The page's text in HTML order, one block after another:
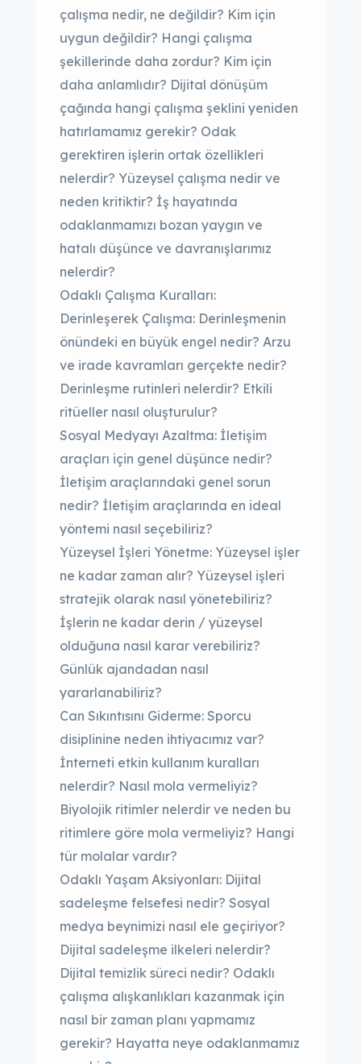
çalışma nedir, ne değildir? Kim için
uygun değildir? Hangi çalışma
şekillerinde daha zordur? Kim için
daha anlamlıdır? Dijital dönüşüm
çağında hangi çalışma şeklini yeniden
hatırlamamız gerekir? Odak
gerektiren işlerin ortak özellikleri
nelerdir? Yüzeysel çalışma nedir ve
neden kritiktir? İş hayatında
odaklanmamızı bozan yaygın ve
hatalı düşünce ve davranışlarımız
nelerdir?
Odaklı Çalışma Kuralları:
Derinleşerek Çalışma: Derinleşmenin
önündeki en büyük engel nedir? Arzu
ve irade kavramları gerçekte nedir?
Derinleşme rutinleri nelerdir? Etkili
ritüeller nasıl oluşturulur?
Sosyal Medyayı Azaltma: İletişim
araçları için genel düşünce nedir?
İletişim araçlarındaki genel sorun
nedir? İletişim araçlarında en ideal
yöntemi nasıl seçebiliriz?
Yüzeysel İşleri Yönetme: Yüzeysel işler
ne kadar zaman alır? Yüzeysel işleri
stratejik olarak nasıl yönetebiliriz?
İşlerin ne kadar derin / yüzeysel
olduğuna nasıl karar verebiliriz?
Günlük ajandadan nasıl
yararlanabiliriz?
Can Sıkıntısını Giderme: Sporcu
disiplinine neden ihtiyacımız var?
İnterneti etkin kullanım kuralları
nelerdir? Nasıl mola vermeliyiz?
Biyolojik ritimler nelerdir ve neden bu
ritimlere göre mola vermeliyiz? Hangi
tür molalar vardır?
Odaklı Yaşam Aksiyonları: Dijital
sadeleşme felsefesi nedir? Sosyal
medya beynimizi nasıl ele geçiriyor?
Dijital sadeleşme ilkeleri nelerdir?
Dijital temizlik süreci nedir? Odaklı
çalışma alışkanlıkları kazanmak için
nasıl bir zaman planı yapmamız
gerekir? Hayatta neye odaklanmamız